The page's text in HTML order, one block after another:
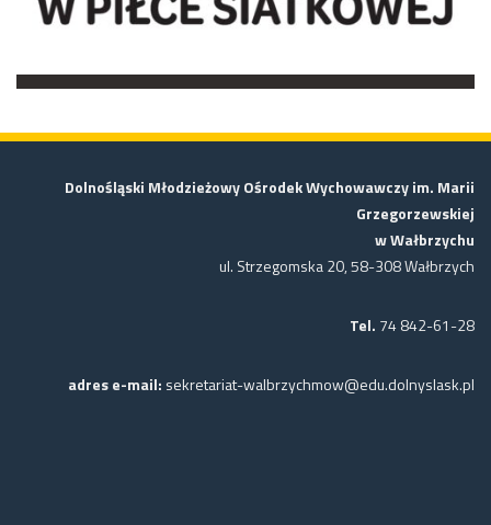
Dolnośląski Młodzieżowy Ośrodek Wychowawczy im. Marii
Grzegorzewskiej
w Wałbrzychu
ul. Strzegomska 20, 58-308 Wałbrzych
Tel. 74 842-61-28
adres e-mail: sekretariat-walbrzychmow@edu.dolnyslask.pl